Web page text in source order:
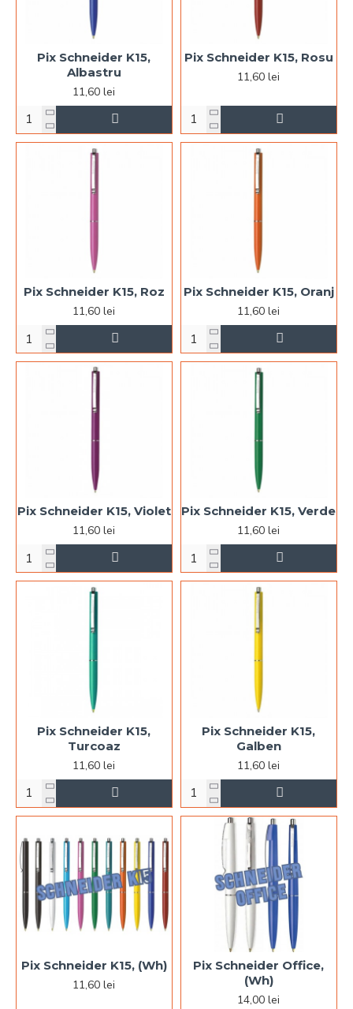
Pix Schneider K15,
Albastru
11,60 lei
Pix Schneider K15, Rosu
11,60 lei
Pix Schneider K15, Roz
11,60 lei
Pix Schneider K15, Oranj
11,60 lei
Pix Schneider K15, Violet
11,60 lei
Pix Schneider K15, Verde
11,60 lei
Pix Schneider K15,
Turcoaz
11,60 lei
Pix Schneider K15,
Galben
11,60 lei
Pix Schneider K15, (Wh)
11,60 lei
Pix Schneider Office,
(Wh)
14,00 lei